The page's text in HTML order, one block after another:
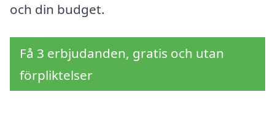
och din budget.
Få 3 erbjudanden, gratis och utan
förpliktelser